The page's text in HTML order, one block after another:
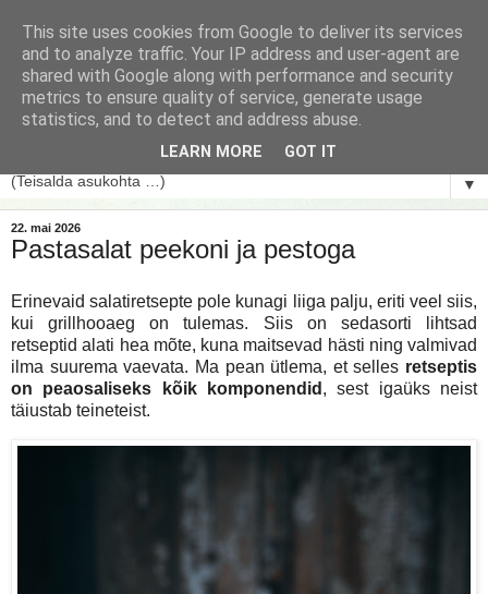
▼
22. mai 2026
Pastasalat peekoni ja pestoga
Erinevaid salatiretsepte pole kunagi liiga palju, eriti veel siis,
kui grillhooaeg on tulemas. Siis on sedasorti lihtsad
retseptid alati hea mõte, kuna maitsevad hästi ning valmivad
ilma suurema vaevata. Ma pean ütlema, et selles retseptis
on peaosaliseks kõik komponendid , sest igaüks neist
täiustab teineteist.
This site uses cookies from Google to deliver its services
and to analyze traffic. Your IP address and user-agent are
shared with Google along with performance and security
metrics to ensure quality of service, generate usage
statistics, and to detect and address abuse.
LEARN MORE GOT IT